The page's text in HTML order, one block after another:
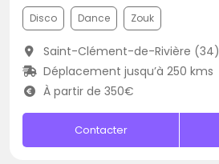
Disco Dance Zouk
Saint-Clément-de-Rivière (34)
Déplacement jusqu’à 250 kms
À partir de 350€
Contacter